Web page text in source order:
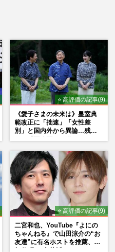
⭐ 高評価の記事(9)
《愛子さまの未来は》皇室典
範改正に「拙速」「女性差
別」と国内外から異論…残さ
⭐ 高評価の記事(9)
二宮和也、YouTube『よにの
ちゃんねる』で山田涼介の“お
友達”に有名ホストを推薦、歌